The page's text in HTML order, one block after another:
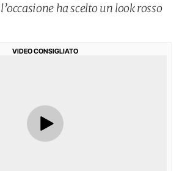
ha scelto un look rosso
VIDEO CONSIGLIATO